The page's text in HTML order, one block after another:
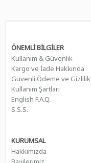
ÖNEMLİ BİLGİLER
Kullanım & Güvenlik
Kargo ve İade Hakkında
Güvenli Ödeme ve Gizlilik
Kullanım Şartları
English F.A.Q.
S.S.S.
KURUMSAL
Hakkımızda